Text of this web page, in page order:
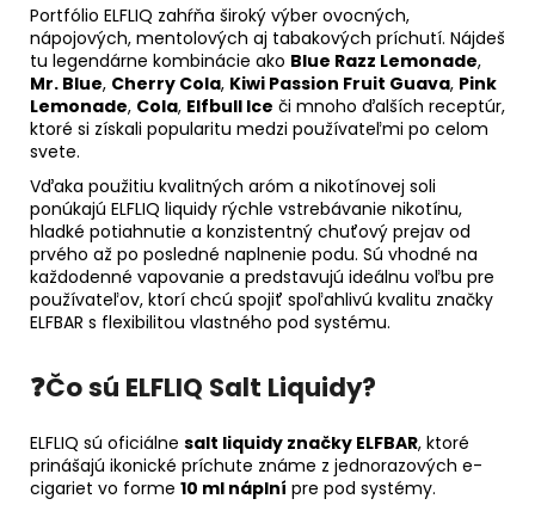
Portfólio ELFLIQ zahŕňa široký výber ovocných,
nápojových, mentolových aj tabakových príchutí. Nájdeš
tu legendárne kombinácie ako Blue Razz Lemonade,
Mr. Blue, Cherry Cola, Kiwi Passion Fruit Guava, Pink
Lemonade, Cola, Elfbull Ice či mnoho ďalších receptúr,
ktoré si získali popularitu medzi používateľmi po celom
svete.
Vďaka použitiu kvalitných aróm a nikotínovej soli
ponúkajú ELFLIQ liquidy rýchle vstrebávanie nikotínu,
hladké potiahnutie a konzistentný chuťový prejav od
prvého až po posledné naplnenie podu. Sú vhodné na
každodenné vapovanie a predstavujú ideálnu voľbu pre
používateľov, ktorí chcú spojiť spoľahlivú kvalitu značky
ELFBAR s flexibilitou vlastného pod systému.
❓Čo sú ELFLIQ Salt Liquidy?
ELFLIQ sú oficiálne salt liquidy značky ELFBAR, ktoré
prinášajú ikonické príchute známe z jednorazových e-
cigariet vo forme 10 ml náplní pre pod systémy.